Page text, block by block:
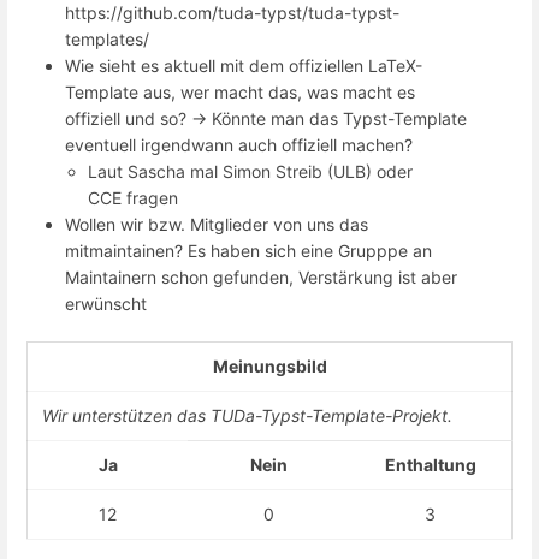
https://github.com/tuda-typst/tuda-typst-
templates/
Wie sieht es aktuell mit dem offiziellen LaTeX-
Template aus, wer macht das, was macht es
offiziell und so? -> Könnte man das Typst-Template
eventuell irgendwann auch offiziell machen?
Laut Sascha mal Simon Streib (ULB) oder
CCE fragen
Wollen wir bzw. Mitglieder von uns das
mitmaintainen? Es haben sich eine Grupppe an
Maintainern schon gefunden, Verstärkung ist aber
erwünscht
Meinungsbild
Wir unterstützen das TUDa-Typst-Template-Projekt.
Ja Nein Enthaltung
12 0 3